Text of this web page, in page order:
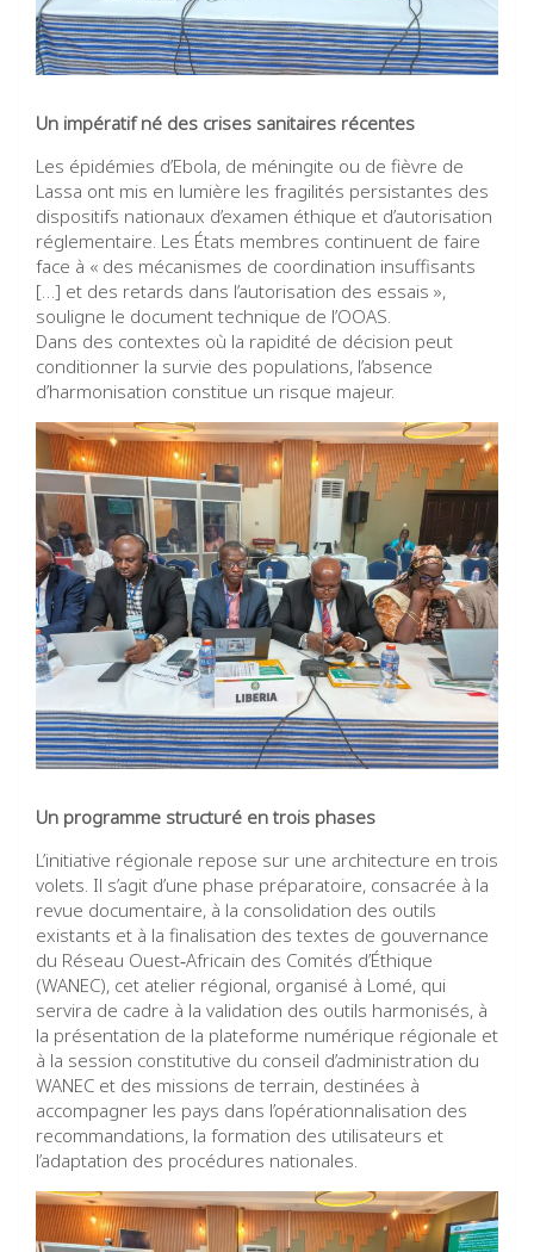
Un impératif né des crises sanitaires récentes
Les épidémies d’Ebola, de méningite ou de fièvre de
Lassa ont mis en lumière les fragilités persistantes des
dispositifs nationaux d’examen éthique et d’autorisation
réglementaire. Les États membres continuent de faire
face à « des mécanismes de coordination insuffisants
[…] et des retards dans l’autorisation des essais »,
souligne le document technique de l’OOAS.
Dans des contextes où la rapidité de décision peut
conditionner la survie des populations, l’absence
d’harmonisation constitue un risque majeur.
Un programme structuré en trois phases
L’initiative régionale repose sur une architecture en trois
volets. Il s’agit d’une phase préparatoire, consacrée à la
revue documentaire, à la consolidation des outils
existants et à la finalisation des textes de gouvernance
du Réseau Ouest‑Africain des Comités d’Éthique
(WANEC), cet atelier régional, organisé à Lomé, qui
servira de cadre à la validation des outils harmonisés, à
la présentation de la plateforme numérique régionale et
à la session constitutive du conseil d’administration du
WANEC et des missions de terrain, destinées à
accompagner les pays dans l’opérationnalisation des
recommandations, la formation des utilisateurs et
l’adaptation des procédures nationales.